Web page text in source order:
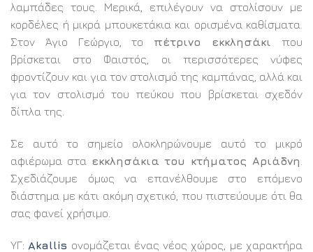
λαμπάδες τους. Μερικά, επιλέγουν να στολίσουν με
κορδέλες ή μικρά μπουκετάκια και ορισμένα καθίσματα.
Στον Άγιο Γεώργιο, το πέτρινο εκκλησάκι
που
βρίσκεται στο Φαιστός, οι περισσότερες νύφες
φροντίζουν και για τον στολισμό της καμπάνας, αλλά και
για τον στολισμό του πεύκου που βρίσκεται σχεδόν
δίπλα της.
Σε αυτό το σημείο ολοκληρώνουμε αυτό το μικρό
αφιέρωμα στα εκκλησάκια του κτήματος Αριάδνη
Σχεδιάζουμε όμως να επανέλθουμε στο επόμενο
διάστημα με κάτι ακόμη σχετικό, που πιστεύουμε ότι θα
σας φανεί χρήσιμο.
ΥΓ: Akallis ονομάζεται ένας νέος χώρος, με χαρακτήρα